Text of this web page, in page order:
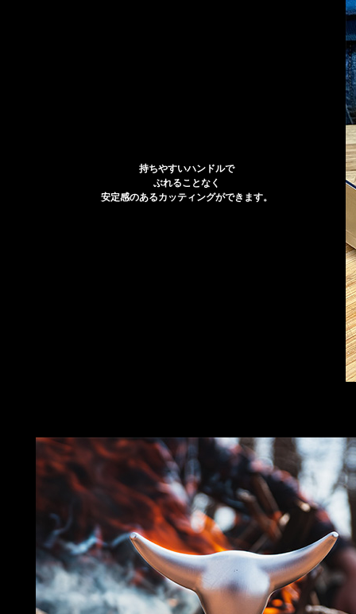
持ちやすいハンドルで
ぶれることなく
安定感のあるカッティングができます。